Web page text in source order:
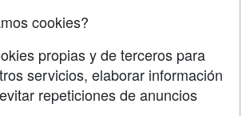
cookies?
propias y de terceros para
servicios, elaborar información
repeticiones de anuncios